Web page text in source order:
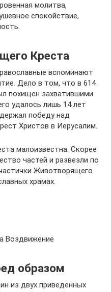
молитва,
спокойствие,
Креста
вспоминают
Дело в том, что в 614
похищен захватившими
удалось лишь 14 лет
победу над
Христов в Иерусалим.
малоизвестна. Скорее
частей и развезли по
Животворящего
храмах.
Воздвижение
образом
из двух приведенных